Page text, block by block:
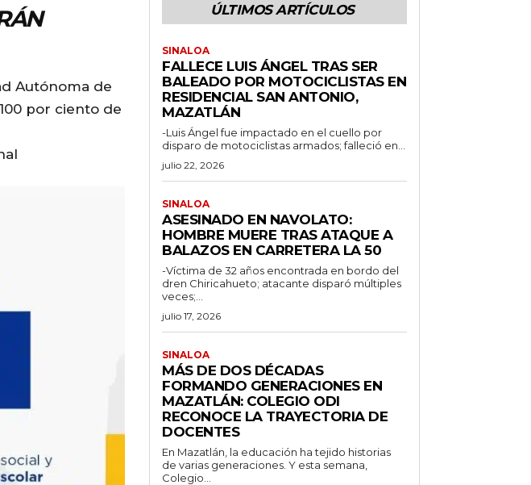
Autónoma de
por ciento de
ÚLTIMOS ARTÍCULOS
SINALOA
FALLECE LUIS ÁNGEL TRAS SER
BALEADO POR MOTOCICLISTAS EN
RESIDENCIAL SAN ANTONIO,
MAZATLÁN
-Luis Ángel fue impactado en el cuello por
disparo de motociclistas armados; falleció en...
julio 22, 2026
SINALOA
ASESINADO EN NAVOLATO:
HOMBRE MUERE TRAS ATAQUE A
BALAZOS EN CARRETERA LA 50
-Víctima de 32 años encontrada en bordo del
dren Chiricahueto; atacante disparó múltiples
veces;...
julio 17, 2026
SINALOA
MÁS DE DOS DÉCADAS
FORMANDO GENERACIONES EN
MAZATLÁN: COLEGIO ODI
RECONOCE LA TRAYECTORIA DE
DOCENTES
En Mazatlán, la educación ha tejido historias
de varias generaciones. Y esta semana,
Colegio...